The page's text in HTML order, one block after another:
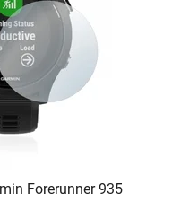
Forerunner 935